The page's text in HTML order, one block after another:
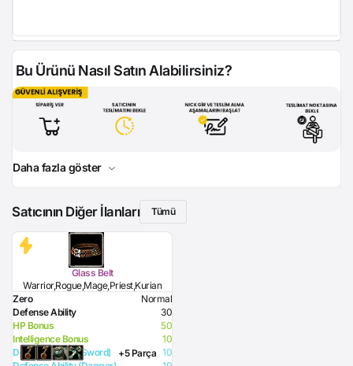
Bu Ürünü Nasıl Satın Alabilirsiniz?
Daha fazla göster
Satıcının Diğer İlanları Tümü
Glass Belt
Warrior,Rogue,Mage,Priest,Kurian
Zero
Normal
Defense Ability
30
HP Bonus
50
Intelligence Bonus
10
Defense Ability (Sword)
10
+5 Parça